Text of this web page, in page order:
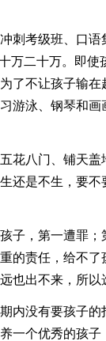
刺考级班、口
万二十万。即
了不让孩子输
游泳、钢琴和
花八门、铺天
还是不生，要不
子，第一遭罪
的责任，给不
也出不来，所以
内没有要孩子
一个优秀的孩